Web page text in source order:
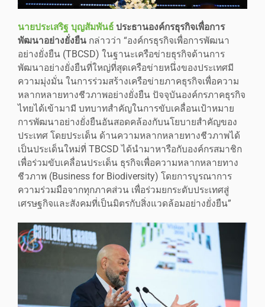
นายประเสริฐ บุญสัมพันธ์ ประธานองค์กรธุรกิจเพื่อการ
พัฒนาอย่างยั่งยืน กล่าวว่า “องค์กรธุรกิจเพื่อการพัฒนา
อย่างยั่งยืน (TBCSD) ในฐานะเครือข่ายธุรกิจด้านการ
พัฒนาอย่างยั่งยืนที่ใหญ่ที่สุดเครือข่ายหนึ่งของประเทศมี
ความมุ่งมั่น ในการร่วมสร้างเครือข่ายภาคธุรกิจเพื่อความ
หลากหลายทางชีวภาพอย่างยั่งยืน ปัจจุบันองค์กรภาคธุรกิจ
ไทยได้เข้ามามี บทบาทสำคัญในการขับเคลื่อนเป้าหมาย
การพัฒนาอย่างยั่งยืนอันสอดคล้องกับนโยบายสำคัญของ
ประเทศ โดยประเด็น ด้านความหลากหลายทางชีวภาพได้
เป็นประเด็นใหม่ที่ TBCSD ได้นำมาหารือกับองค์กรสมาชิก
เพื่อร่วมขับเคลื่อนประเด็น ธุรกิจเพื่อความหลากหลายทาง
ชีวภาพ (Business for Biodiversity) โดยการบูรณาการ
ความร่วมมือจากทุกภาคส่วน เพื่อร่วมยกระดับประเทศสู่
เศรษฐกิจและสังคมที่เป็นมิตรกับสิ่งแวดล้อมอย่างยั่งยืน”